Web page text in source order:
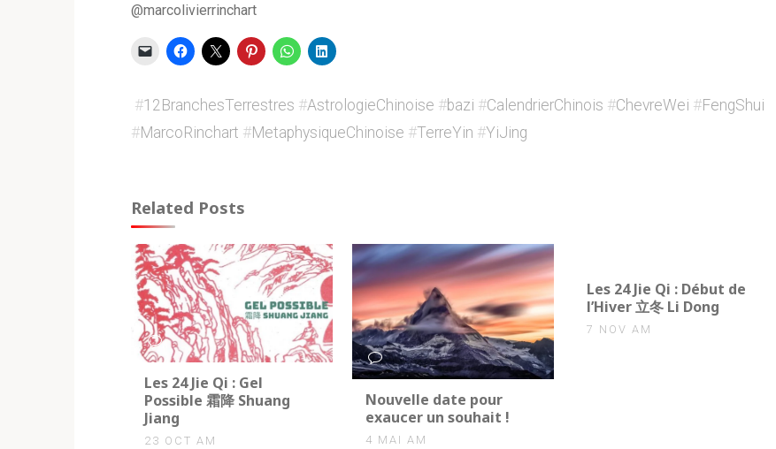
@marcolivierrinchart
#12BranchesTerrestres #AstrologieChinoise #bazi #CalendrierChinois #ChevreWei #FengShui
#MarcoRinchart #MetaphysiqueChinoise #TerreYin #YiJing
Related Posts
Les 24 Jie Qi : Gel
Possible 霜降 Shuang
Jiang
23 OCT AM
Nouvelle date pour
exaucer un souhait !
4 MAI AM
Les 24 Jie Qi : Début de
l’Hiver 立冬 Li Dong
7 NOV AM